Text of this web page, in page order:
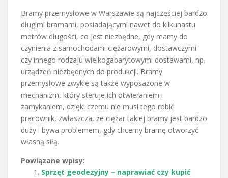
Bramy przemysłowe w Warszawie są najczęściej bardzo
długimi bramami, posiadającymi nawet do kilkunastu
metrów długości, co jest niezbędne, gdy mamy do
czynienia z samochodami ciężarowymi, dostawczymi
czy innego rodzaju wielkogabarytowymi dostawami, np.
urządzeń niezbędnych do produkcji. Bramy
przemysłowe zwykle są także wyposażone w
mechanizm, który steruje ich otwieraniem i
zamykaniem, dzięki czemu nie musi tego robić
pracownik, zwłaszcza, że ciężar takiej bramy jest bardzo
duży i bywa problemem, gdy chcemy bramę otworzyć
własną siłą.
Powiązane wpisy:
Sprzęt geodezyjny – naprawiać czy kupić